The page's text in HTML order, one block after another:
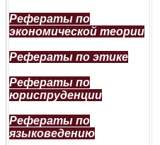
Рефераты по
экономической теории
Рефераты по этике
Рефераты по
юриспруденции
Рефераты по
языковедению